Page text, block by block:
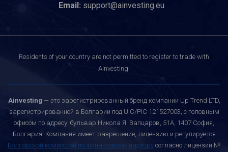
Email: support@ainvesting.eu
Residents of your country are not permitted to register to trade with
Ainvesting.
Ainvesting — это зарегистрированный бренд компании Up Trend LTD,
зарегистрированной в Болгарии под UIC/PIC 121527003, с головным
офисом по адресу: бульвар Никола Я. Вапцаров, 51A, 1407 София,
Болгария. Компания имеет разрешение, лицензию и регулируется
Болгарской комиссией по финансовому надзору согласно лицензии №